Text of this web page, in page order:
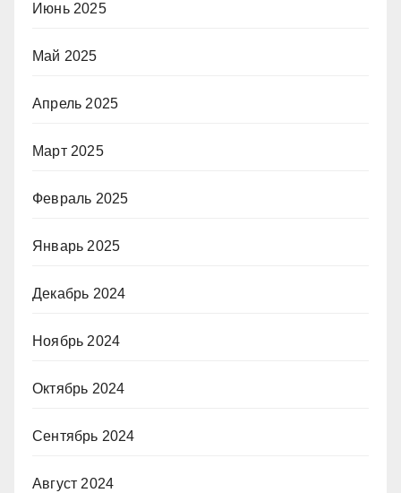
Июнь 2025
Май 2025
Апрель 2025
Март 2025
Февраль 2025
Январь 2025
Декабрь 2024
Ноябрь 2024
Октябрь 2024
Сентябрь 2024
Август 2024